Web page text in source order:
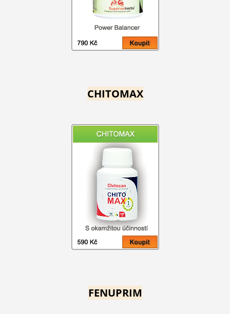
CHITOMAX
FENUPRIM